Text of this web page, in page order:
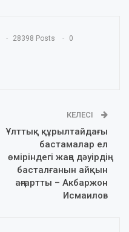
28398 Posts 0
КЕЛЕСІ
Ұлттық құрылтайдағы
бастамалар ел
өміріндегі жаңа дәуірдің
басталғанын айқын
аңғартты – Акбаржон
Исмаилов